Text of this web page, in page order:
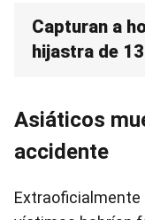
Capturan a
hijastra de
Asiáticos
accidente
Extraoficialmente